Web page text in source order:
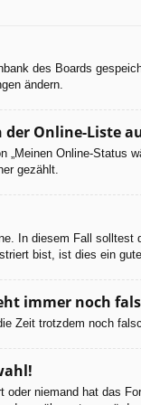
des Boards
ändern.
der Online-Liste
Online-Status
gezählt.
In diesem Fall
bist, ist dies ein
immer noch
Zeit trotzdem noch
niemand hat das